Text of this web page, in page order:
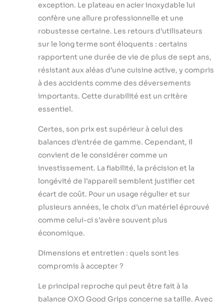
exception. Le plateau en acier inoxydable lui
confère une allure professionnelle et une
robustesse certaine. Les retours d’utilisateurs
sur le long terme sont éloquents : certains
rapportent une durée de vie de plus de sept ans,
résistant aux aléas d’une cuisine active, y compris
à des accidents comme des déversements
importants. Cette durabilité est un critère
essentiel.
Certes, son prix est supérieur à celui des
balances d’entrée de gamme. Cependant, il
convient de le considérer comme un
investissement. La fiabilité, la précision et la
longévité de l’appareil semblent justifier cet
écart de coût. Pour un usage régulier et sur
plusieurs années, le choix d’un matériel éprouvé
comme celui-ci s’avère souvent plus
économique.
Dimensions et entretien : quels sont les
compromis à accepter ?
Le principal reproche qui peut être fait à la
balance OXO Good Grips concerne sa taille. Avec